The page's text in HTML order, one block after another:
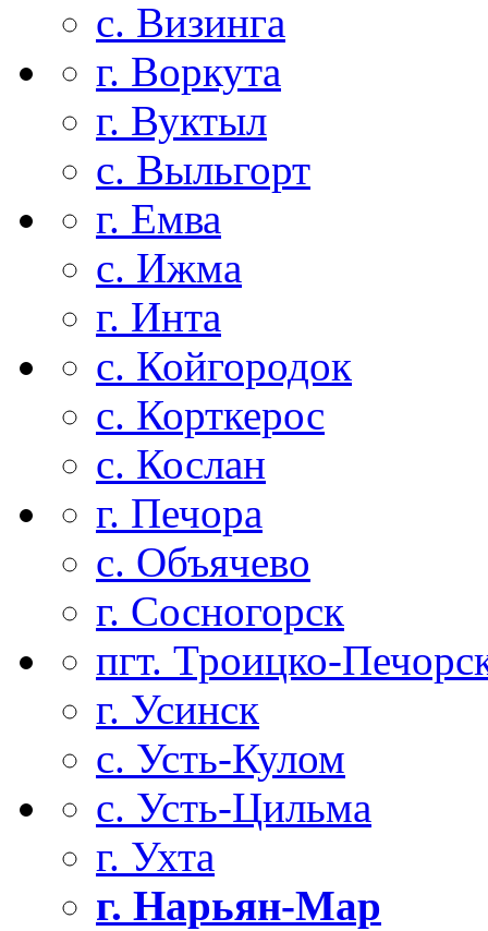
с. Визинга
г. Воркута
г. Вуктыл
с. Выльгорт
г. Емва
с. Ижма
г. Инта
с. Койгородок
с. Корткерос
с. Кослан
г. Печора
с. Объячево
г. Сосногорск
пгт. Троицко-
г. Усинск
с. Усть-Кулом
с. Усть-Цильма
г. Ухта
г. Нарьян-Мар